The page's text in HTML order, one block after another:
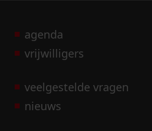
agenda
vrijwilligers
veelgestelde vragen
nieuws